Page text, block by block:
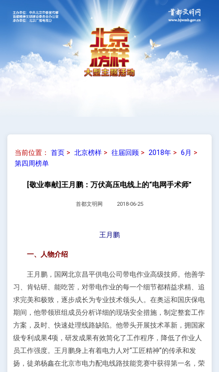
当前位置： 首页> 北京榜样> 往届回顾> 2018年> 6月 >
第四周榜单
[敬业奉献]王月鹏：万伏高压电线上的“电网手术师”
首都文明网 2018-06-25
王月鹏
一、人物介绍
王月鹏，国网北京昌平供电公司带电作业高级技师。他善学
习、肯钻研、能吃苦，对带电作业的每一个细节都精益求精、追
求完美和极致，逐步成长为专业技术领头人。在奥运和国庆保电
期间，他带领班组成员分析详细的现场安全措施，制定整套工作
方案，及时、快速处理线路缺陷。他带头开展技术革新，拥国家
级专利成果4项，研发成果有效简化了工作程序，降低了作业人
员工作强度。王月鹏身上有着电力人对“工匠精神”的传承和发
扬，徒弟杨鑫在北京市电力配电线路技能竞赛中获得第一名，荣